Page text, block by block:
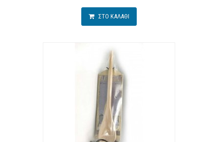
ΣΤΟ ΚΑΛΑΘΙ